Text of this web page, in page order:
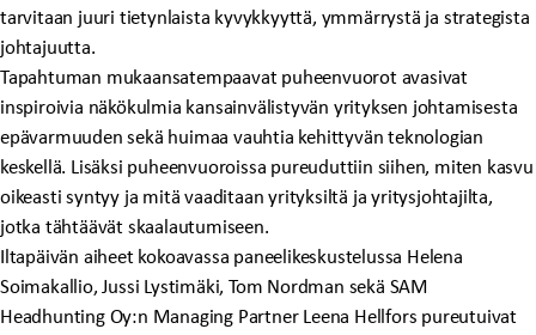
tarvitaan juuri tietynlaista kyvykkyyttä, ymmärrystä ja strategista
johtajuutta.
Tapahtuman mukaansatempaavat puheenvuorot avasivat
inspiroivia näkökulmia kansainvälistyvän yrityksen johtamisesta
epävarmuuden sekä huimaa vauhtia kehittyvän teknologian
keskellä. Lisäksi puheenvuoroissa pureuduttiin siihen, miten kasvu
oikeasti syntyy ja mitä vaaditaan yrityksiltä ja yritysjohtajilta,
jotka tähtäävät skaalautumiseen.
Iltapäivän aiheet kokoavassa paneelikeskustelussa Helena
Soimakallio, Jussi Lystimäki, Tom Nordman sekä SAM
Headhunting Oy:n Managing Partner Leena Hellfors pureutuivat